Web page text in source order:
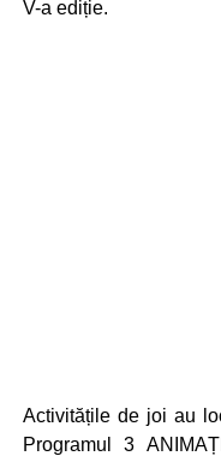
V-a ediție.
Activitățile de joi au
Programul 3